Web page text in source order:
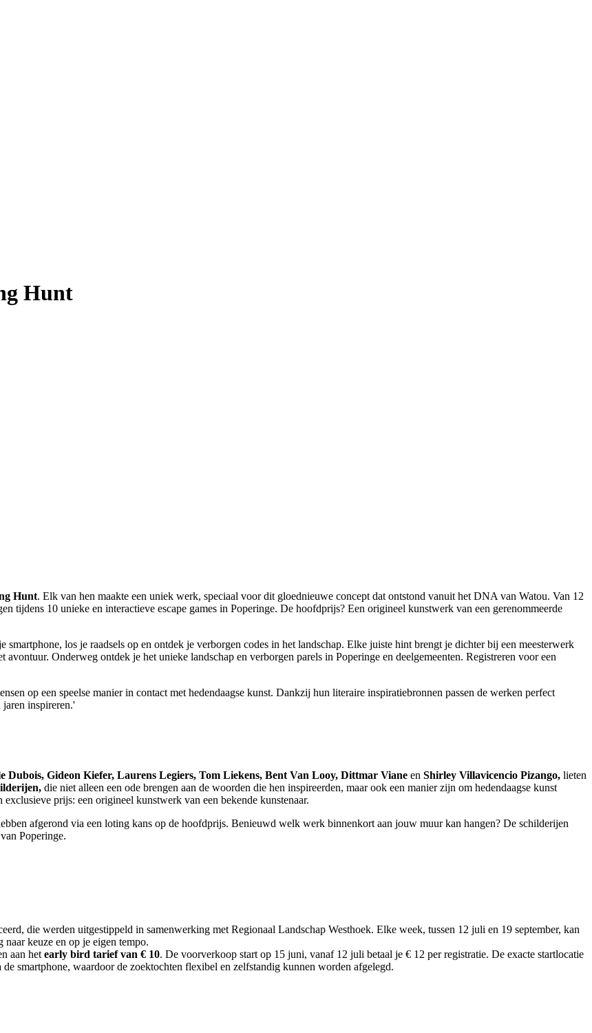
Hunt
Hunt. Elk van hen maakte een uniek werk, speciaal voor dit gloednieuwe concept dat ontstond vanuit het DNA van Watou. Van 12
tijdens 10 unieke en interactieve escape games in Poperinge. De hoofdprijs? Een origineel kunstwerk van een gerenommeerde
smartphone, los je raadsels op en ontdek je verborgen codes in het landschap. Elke juiste hint brengt je dichter bij een meesterwerk
avontuur. Onderweg ontdek je het unieke landschap en verborgen parels in Poperinge en deelgemeenten. Registreren voor een
op een speelse manier in contact met hedendaagse kunst. Dankzij hun literaire inspiratiebronnen passen de werken perfect
inspireren.'
Dubois, Gideon Kiefer, Laurens Legiers, Tom Liekens, Bent Van Looy, Dittmar Viane en Shirley Villavicencio Pizango, lieten
die niet alleen een ode brengen aan de woorden die hen inspireerden, maar ook een manier zijn om hedendaagse kunst
prijs: een origineel kunstwerk van een bekende kunstenaar.
afgerond via een loting kans op de hoofdprijs. Benieuwd welk werk binnenkort aan jouw muur kan hangen? De schilderijen
Poperinge.
die werden uitgestippeld in samenwerking met Regionaal Landschap Westhoek. Elke week, tussen 12 juli en 19 september, kan
keuze en op je eigen tempo.
aan het early bird tarief van € 10. De voorverkoop start op 15 juni, vanaf 12 juli betaal je € 12 per registratie. De exacte startlocatie
smartphone, waardoor de zoektochten flexibel en zelfstandig kunnen worden afgelegd.